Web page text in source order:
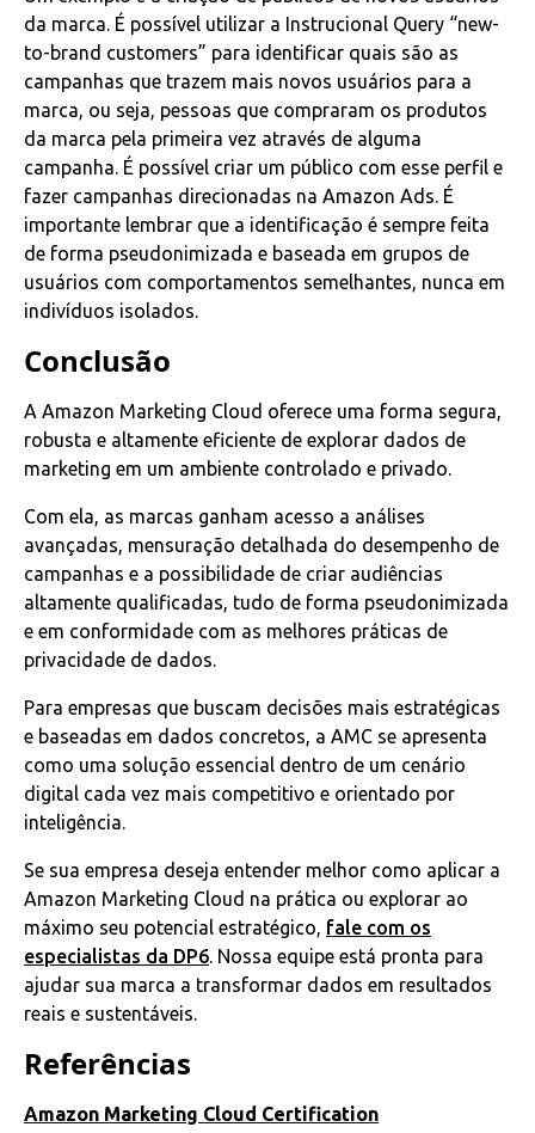
da marca. É possível utilizar a Instrucional Query “new-
to-brand customers” para identificar quais são as
campanhas que trazem mais novos usuários para a
marca, ou seja, pessoas que compraram os produtos
da marca pela primeira vez através de alguma
campanha. É possível criar um público com esse perfil e
fazer campanhas direcionadas na Amazon Ads. É
importante lembrar que a identificação é sempre feita
de forma pseudonimizada e baseada em grupos de
usuários com comportamentos semelhantes, nunca em
indivíduos isolados.
Conclusão
A Amazon Marketing Cloud oferece uma forma segura,
robusta e altamente eficiente de explorar dados de
marketing em um ambiente controlado e privado.
Com ela, as marcas ganham acesso a análises
avançadas, mensuração detalhada do desempenho de
campanhas e a possibilidade de criar audiências
altamente qualificadas, tudo de forma pseudonimizada
e em conformidade com as melhores práticas de
privacidade de dados.
Para empresas que buscam decisões mais estratégicas
e baseadas em dados concretos, a AMC se apresenta
como uma solução essencial dentro de um cenário
digital cada vez mais competitivo e orientado por
inteligência.
Se sua empresa deseja entender melhor como aplicar a
Amazon Marketing Cloud na prática ou explorar ao
máximo seu potencial estratégico, fale com os
especialistas da DP6. Nossa equipe está pronta para
ajudar sua marca a transformar dados em resultados
reais e sustentáveis.
Referências
Amazon Marketing Cloud Certification